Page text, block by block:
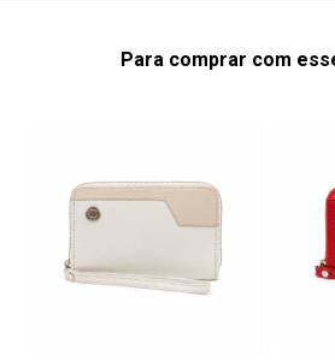
Para comprar com